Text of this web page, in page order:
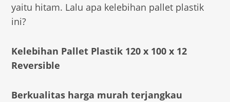
yaitu hitam. Lalu apa kelebihan pallet plastik
ini?
Kelebihan Pallet Plastik 120 x 100 x 12
Reversible
Berkualitas harga murah terjangkau